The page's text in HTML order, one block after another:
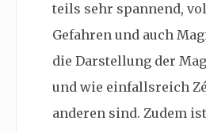
teils sehr spannend,
Gefahren und auch
die Darstellung der
und wie einfallsreich
anderen sind. Zudem